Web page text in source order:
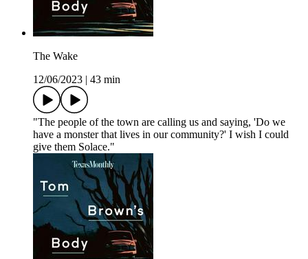
The Wake
12/06/2023
43 min
"The people of the town are calling us and saying, 'Do we
have a monster that lives in our community?' I wish I could
give them Solace."